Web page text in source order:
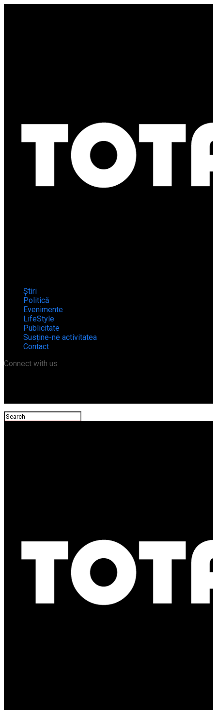
Știri
Politică
Evenimente
LifeStyle
Publicitate
Susține-ne activitatea
Contact
Connect with us